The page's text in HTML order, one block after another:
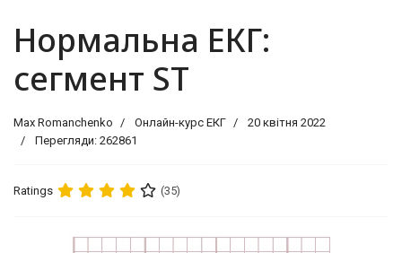
Нормальна ЕКГ:
сегмент ST
Max Romanchenko Онлайн-курс ЕКГ
20 квітня 2022
Перегляди: 262861
Ratings (35)